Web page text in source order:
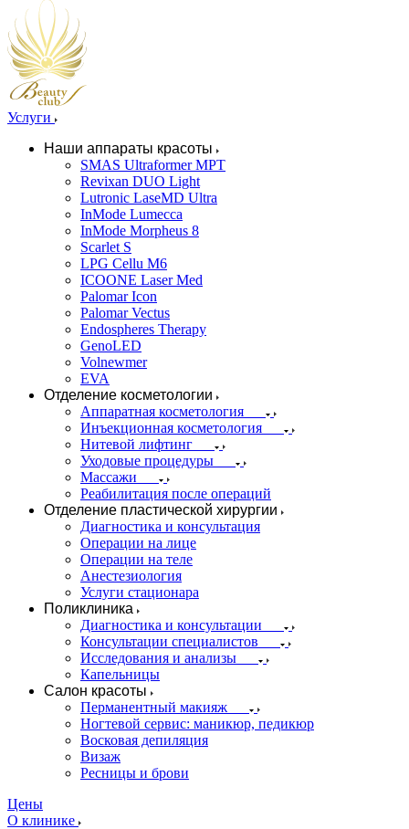
Услуги
Наши аппараты красоты
SMAS Ultraformer MPT
Revixan DUO Light
Lutronic LaseMD Ultra
InMode Lumecca
InMode Morpheus 8
Scarlet S
LPG Cellu M6
ICOONE Laser Med
Palomar Icon
Palomar Vectus
Endospheres Therapy
GenoLED
Volnewmer
EVA
Отделение косметологии
Аппаратная косметология
Инъекционная косметология
Нитевой лифтинг
Уходовые процедуры
Массажи
Реабилитация после операций
Отделение пластической хирургии
Диагностика и консультация
Операции на лице
Операции на теле
Анестезиология
Услуги стационара
Поликлиника
Диагностика и консультации
Консультации специалистов
Исследования и анализы
Капельницы
Салон красоты
Перманентный макияж
Ногтевой сервис: маникюр, педикюр
Восковая депиляция
Визаж
Ресницы и брови
Цены
О клинике